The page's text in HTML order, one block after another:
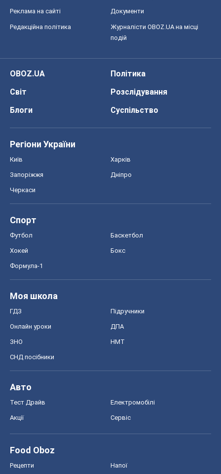
Реклама на сайті Документи
Редакційна політика
Журналісти OBOZ.UA на місці
подій
OBOZ.UA
Політика
Світ
Розслідування
Блоги
Суспільство
Регіони України
Київ Харків
Запоріжжя Дніпро
Черкаси
Спорт
Футбол Баскетбол
Хокей Бокс
Формула-1
Моя школа
ГДЗ Підручники
Онлайн уроки ДПА
ЗНО НМТ
СНД посібники
Авто
Тест Драйв Електромобілі
Акції Сервіс
Food Oboz
Рецепти Напої